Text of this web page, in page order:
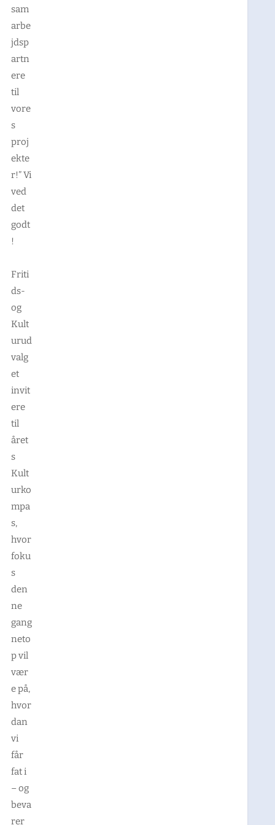
sam
arbe
jdsp
artn
ere
til
vore
s
proj
ekte
r!” Vi
ved
det
godt
!
Friti
ds-
og
Kult
urud
valg
et
invit
ere
til
året
s
Kult
urko
mpa
s,
hvor
foku
s
den
ne
gang
neto
p vil
vær
e på,
hvor
dan
vi
får
fat i
– og
beva
rer